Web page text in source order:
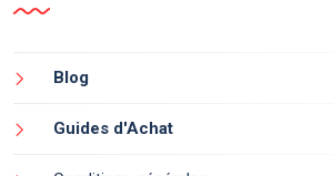
Blog
Guides d'Achat